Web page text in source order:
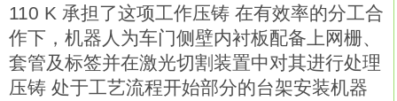
110 K 承担了这项工作压铸 在有效率的分工合
作下，机器人为车门侧壁内衬板配备上网栅、
套管及标签并在激光切割装置中对其进行处理
压铸 处于工艺流程开始部分的台架安装机器